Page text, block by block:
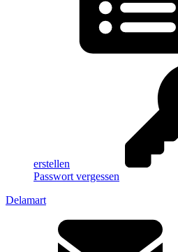
erstellen
Passwort vergessen
Delamart